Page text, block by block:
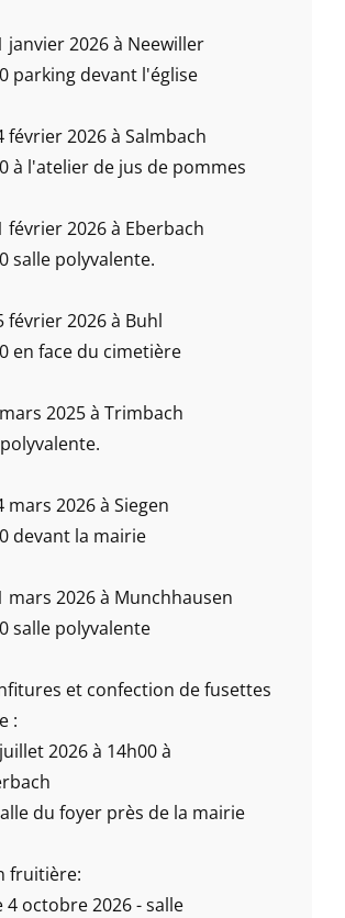
janvier 2026 à Neewiller
parking devant l'église
février 2026 à Salmbach
à l'atelier de jus de pommes
février 2026 à Eberbach
salle polyvalente.
février 2026 à Buhl
en face du cimetière
2025 à Trimbach
mars 2026 à Siegen
devant la mairie
mars 2026 à Munchhausen
salle polyvalente
et confection de fusettes
:
2026 à 14h00 à
du foyer près de la mairie
fruitière:
4 octobre 2026 - salle